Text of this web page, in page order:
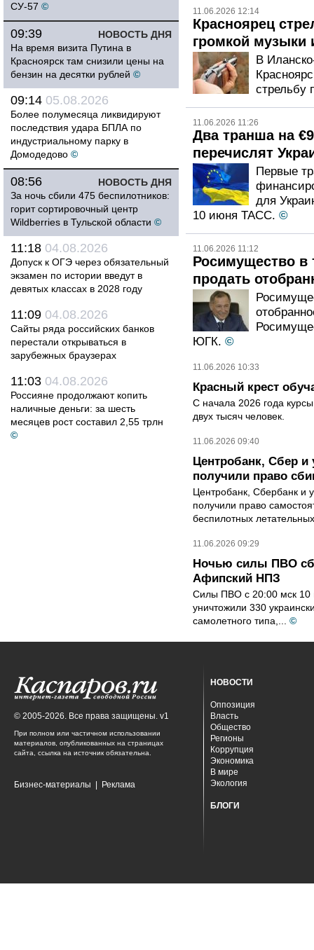
СУ-57 ©
НОВОСТЬ ДНЯ
09:39
На время визита Путина в
Красноярск там снизили цены на
бензин на десятки рублей ©
09:14 05.08.2026
Более полумесяца ликвидируют
последствия удара БПЛА по
индустриальному парку в
Домодедово ©
НОВОСТЬ ДНЯ
08:56
За ночь сбили 475 беспилотников:
горит сортировочный центр
Wildberries в Тульской области ©
11:18 04.08.2026
Допуск к ОГЭ через обязательный
экзамен по истории введут в
девятых классах в 2028 году
11:09 04.08.2026
Сайты ряда российских банков
перестали открываться в
зарубежных браузерах
11:03 04.08.2026
Россияне продолжают копить
наличные деньги: за шесть
месяцев рост составил 2,55 трлн
©
11.06.2026 12:14
Красноярец
громкой музыки
В
стрельбу
11.06.2026 11:26
Два транша на
перечислят
Первые
для
10 июня ТАСС. ©
11.06.2026 11:12
Росимущество в
продать
ЮГК. ©
11.06.2026 10:33
Красный крест
С начала 2026 года
двух тысяч человек.
11.06.2026 09:40
Центробанк, Сбер и
получили право
Центробанк, Сбербанк и
получили право
беспилотных
11.06.2026 09:29
Ночью силы ПВО
Афипский НПЗ
Силы ПВО с 20:00 мск 10
уничтожили 330
самолетного типа,...
©
© 2005-2026. Все права защищены. v1
При полном или частичном использовании
материалов, опубликованных на страницах
сайта, ссылка на источник обязательна.
Бизнес-материалы Реклама
НОВОСТИ
Оппозиция
Власть
Общество
Регионы
Коррупция
Экономика
В мире
Экология
БЛОГИ